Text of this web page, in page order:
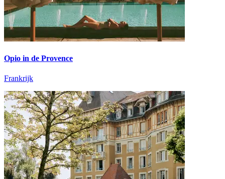
Opio in de Provence
Frankrijk